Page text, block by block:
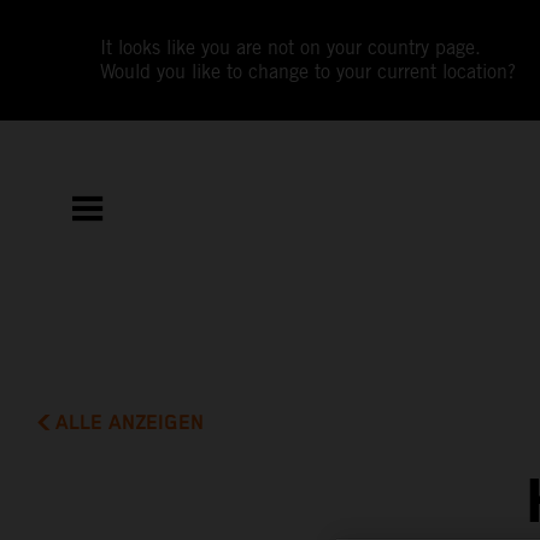
It looks like you are not on your country page.
Would you like to change to your current location?
ALLE ANZEIGEN